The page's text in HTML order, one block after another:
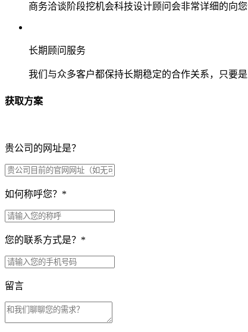
商务洽谈阶段挖机会科技设计顾问会非常详细的向
长期顾问服务
我们与众多客户都保持长期稳定的合作关系，只要
获取方案
贵公司的网址是？
如何称呼您？ *
您的联系方式是？ *
留言